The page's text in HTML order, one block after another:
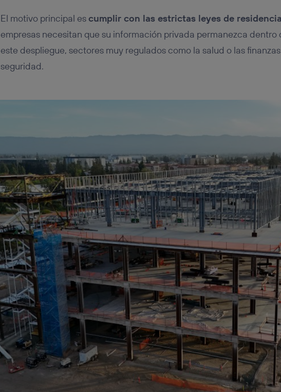
El motivo principal escumplir con las estrictas leyes de
empresas necesitan que su información privada permanezca dentro
este despliegue, sectores muy regulados como la salud o las
seguridad.